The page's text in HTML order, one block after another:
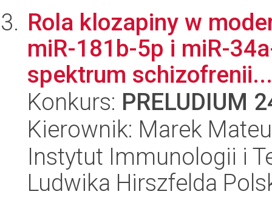
Rola klozapiny w
miR-181b-5p i miR-
spektrum schizofrenii...
Konkurs: PRELUDIUM
Kierownik: Marek
Instytut Immunologii i
Ludwika Hirszfelda